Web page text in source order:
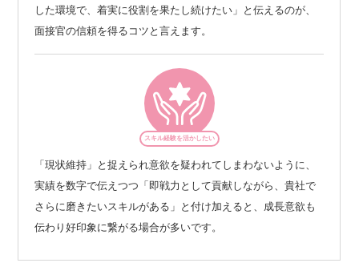
した環境で、着実に役割を果たし続けたい」と伝えるのが、
面接官の信頼を得るコツと言えます。
スキル経験を活かしたい
「現状維持」と捉えられ意欲を疑われてしまわないように、
実績を数字で伝えつつ「即戦力として貢献しながら、貴社で
さらに磨きたいスキルがある」と付け加えると、成長意欲も
伝わり好印象に繋がる場合が多いです。